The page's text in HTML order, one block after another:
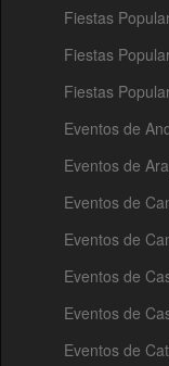
Fiestas
Fiestas
Fiestas
Eventos de
Eventos de
Eventos de
Eventos de
Eventos de
Eventos de
Eventos de